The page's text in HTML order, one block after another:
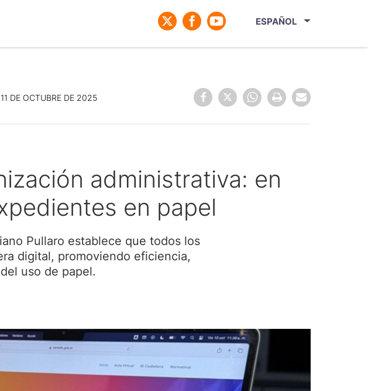
ESPAÑOL
DE OCTUBRE DE 2025
administrativa: en
en papel
Pullaro establece que todos los
digital, promoviendo eficiencia,
uso de papel.